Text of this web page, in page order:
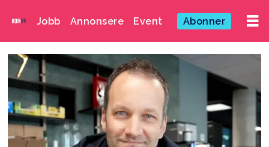
Jobb Annonsere Event Abonner
Emne:
per
høj